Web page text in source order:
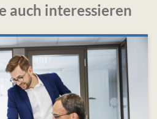
auch interessieren